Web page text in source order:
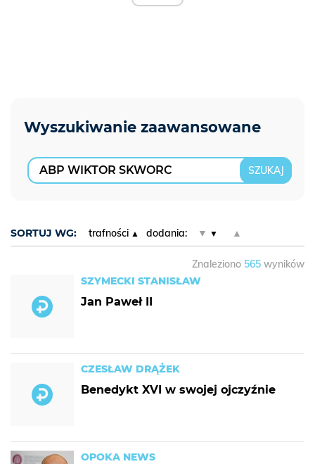
SORTUJ WG: trafności dodania: ▼ ▲
Znaleziono 565 wyników
SZYMECKI STANISŁAW
Jan Paweł II
CZESŁAW DRĄŻEK
Benedykt XVI w swojej ojczyźnie
OPOKA NEWS